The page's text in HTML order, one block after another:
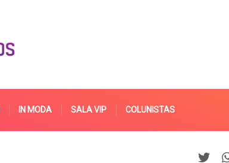
IN MODA SALA VIP COLUNISTAS